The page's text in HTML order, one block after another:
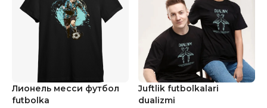
Лионель месси футбол
futbolka
Juftlik futbolkalari
dualizmi